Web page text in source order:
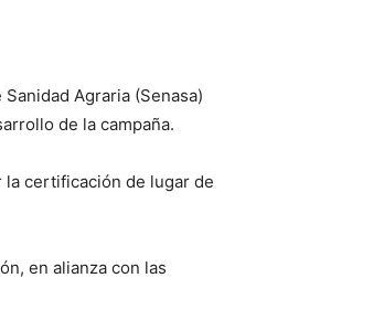
Agraria (Senasa)
de la campaña.
la certificación de lugar de
en alianza con las